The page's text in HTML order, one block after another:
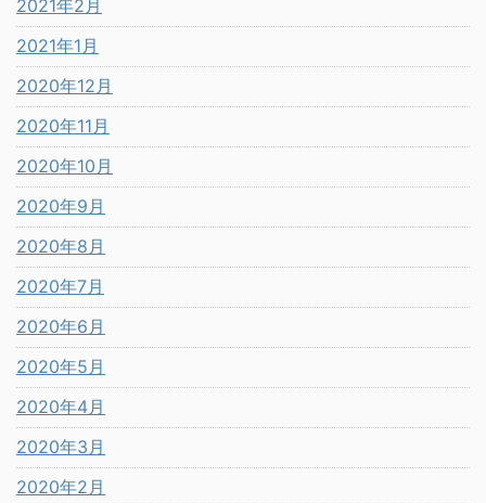
2021年2月
2021年1月
2020年12月
2020年11月
2020年10月
2020年9月
2020年8月
2020年7月
2020年6月
2020年5月
2020年4月
2020年3月
2020年2月